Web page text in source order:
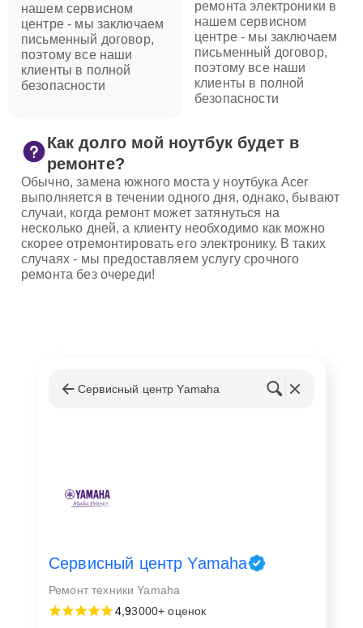
нашем сервисном
центре - мы заключаем
письменный договор,
поэтому все наши
клиенты в полной
безопасности
ремонта электроники в
нашем сервисном
центре - мы заключаем
письменный договор,
поэтому все наши
клиенты в полной
безопасности
Как долго мой ноутбук будет в
ремонте?
Обычно, замена южного моста у ноутбука Acer
выполняется в течении одного дня, однако, бывают
случаи, когда ремонт может затянуться на
несколько дней, а клиенту необходимо как можно
скорее отремонтировать его электронику. В таких
случаях - мы предоставляем услугу срочного
ремонта без очереди!
Сервисный центр Yamaha
Сервисный центр Yamaha
Ремонт техники Yamaha
4,93000+ оценок